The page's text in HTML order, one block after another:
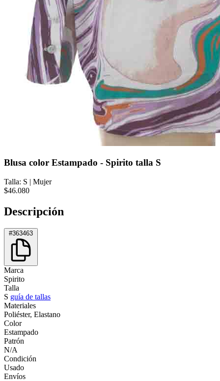
Blusa color Estampado - Spirito talla S
Talla: S | Mujer
$46.080
Descripción
#363463
Marca
Spirito
Talla
S guía de tallas
Materiales
Poliéster, Elastano
Color
Estampado
Patrón
N/A
Condición
Usado
Envíos